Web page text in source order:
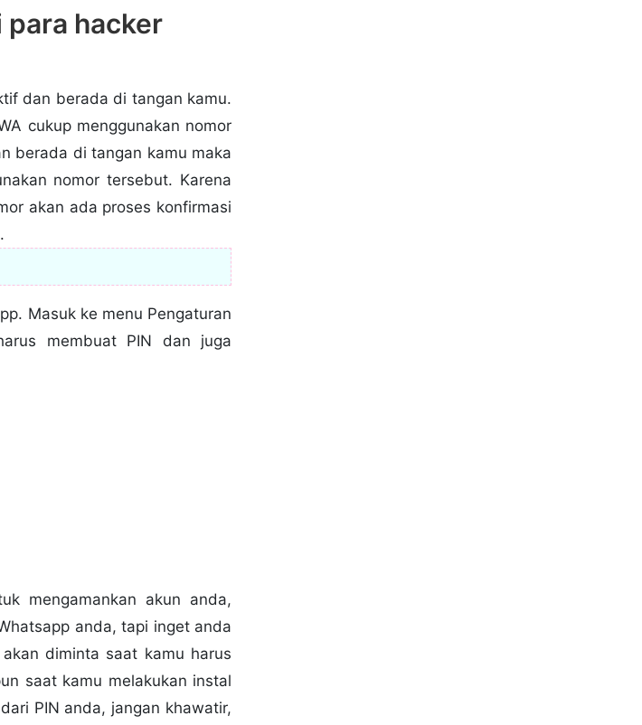
para hacker
dan berada di tangan kamu.
cukup menggunakan nomor
berada di tangan kamu maka
nomor tersebut. Karena
akan ada proses konfirmasi
Masuk ke menu Pengaturan
membuat PIN dan juga
mengamankan akun anda,
anda, tapi inget anda
diminta saat kamu harus
saat kamu melakukan instal
PIN anda, jangan khawatir,